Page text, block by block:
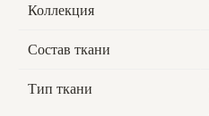
Коллекция
Состав ткани
Тип ткани